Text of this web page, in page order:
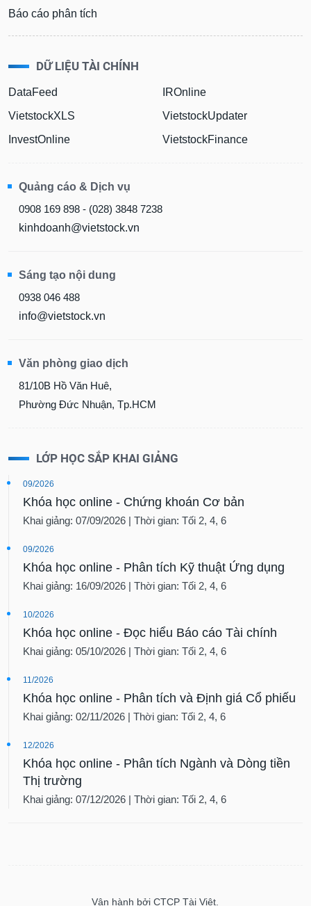
Báo cáo phân tích
DỮ LIỆU TÀI CHÍNH
DataFeed
VietstockXLS
InvestOnline
IROnline
VietstockUpdater
VietstockFinance
Quảng cáo & Dịch vụ
0908 169 898 - (028) 3848 7238
kinhdoanh@vietstock.vn
Sáng tạo nội dung
0938 046 488
info@vietstock.vn
Văn phòng giao dịch
81/10B Hồ Văn Huê,
Phường Đức Nhuận, Tp.HCM
LỚP HỌC SẮP KHAI GIẢNG
09/2026
Khóa học online - Chứng khoán Cơ bản
Khai giảng: 07/09/2026 | Thời gian: Tối 2, 4, 6
09/2026
Khóa học online - Phân tích Kỹ thuật Ứng dụng
Khai giảng: 16/09/2026 | Thời gian: Tối 2, 4, 6
10/2026
Khóa học online - Đọc hiểu Báo cáo Tài chính
Khai giảng: 05/10/2026 | Thời gian: Tối 2, 4, 6
11/2026
Khóa học online - Phân tích và Định giá Cổ phiếu
Khai giảng: 02/11/2026 | Thời gian: Tối 2, 4, 6
12/2026
Khóa học online - Phân tích Ngành và Dòng tiền
Thị trường
Khai giảng: 07/12/2026 | Thời gian: Tối 2, 4, 6
Vận hành bởi CTCP Tài Việt.